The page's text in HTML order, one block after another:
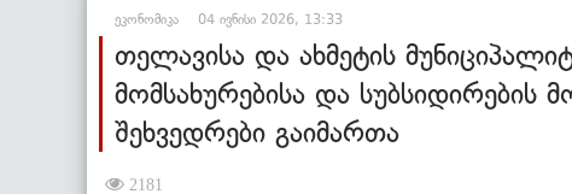
ეკონომიკა 04 ივნისი 2026, 13:33
თელავისა და ახმეტის
მომსახურებისა და სუბსიდირების
შეხვედრები გაიმართა
2181